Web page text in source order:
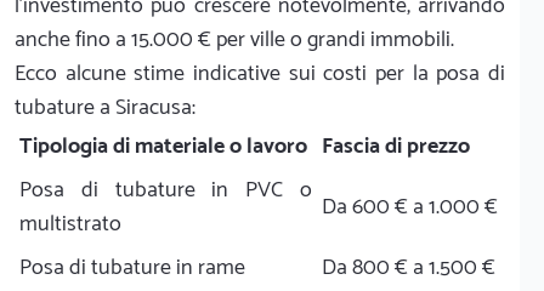
anche fino a 15.000 € per ville o grandi immobili.
Ecco alcune stime indicative sui costi per la posa di
tubature a Siracusa:
Tipologia di materiale o lavoro Fascia di prezzo
Posa di tubature in PVC o
multistrato
Da 600 € a 1.000 €
Posa di tubature in rame
Da 800 € a 1.500 €